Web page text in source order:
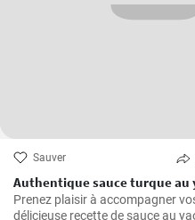
Sauver
Authentique sauce turque
Prenez plaisir à accompagner
délicieuse recette de sauce au